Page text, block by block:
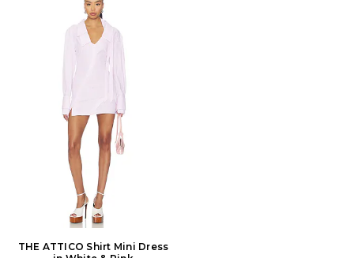
THE ATTICO Shirt Mini Dress